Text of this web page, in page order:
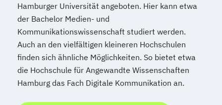
Hamburger Universität angeboten. Hier kann etwa
der Bachelor Medien- und
Kommunikationswissenschaft studiert werden.
Auch an den vielfältigen kleineren Hochschulen
finden sich ähnliche Möglichkeiten. So bietet etwa
die Hochschule für Angewandte Wissenschaften
Hamburg das Fach Digitale Kommunikation an.